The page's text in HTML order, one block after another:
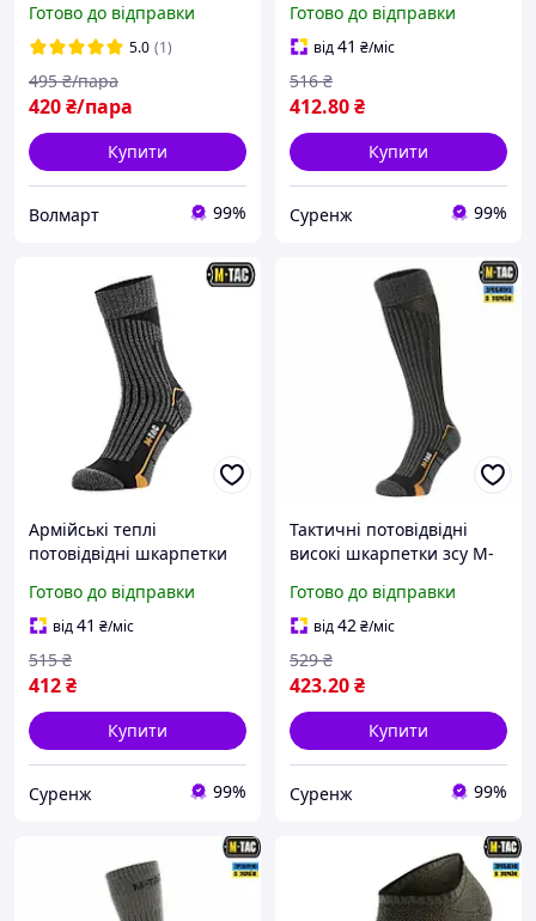
Black
Готово до відправки
5.0 (1)
420₴/пара
495 ₴/пара
Купити
Волмарт 99%
чорні, розмір 39-42, для
активного
Готово до відправки
від41 ₴/міс
412.80₴
516 ₴
Купити
Суренж 99%
Армійські теплі
потовідвідні шкарпетки
Coolmax 75%, трекінгові
чорні, розмір 43-46, для
Готово до відправки
від41 ₴/міс
412₴
515 ₴
Купити
Суренж 99%
Тактичні потовідвідні
високі шкарпетки зсу M-
трекінгові чорні, розмір
39-42, унісекс,
Готово до відправки
від42₴/міс
423.20₴
529 ₴
Купити
Суренж 99%